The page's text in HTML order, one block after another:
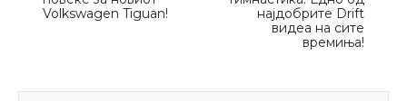
Volkswagen Tiguan!
најдобрите Drift
видеа на сите
времиња!